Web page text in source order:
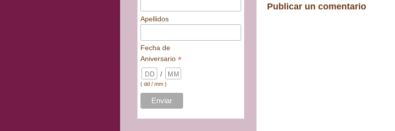
Publicar un comentario
Apellidos
Fecha de
Aniversario*
/
( dd / mm )